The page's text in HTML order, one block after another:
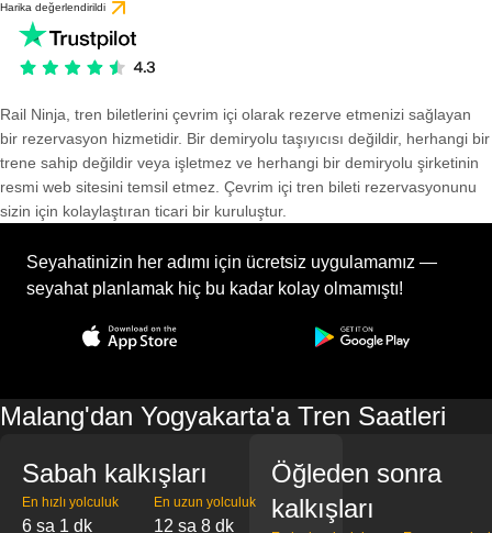
Harika değerlendirildi
Rail Ninja, tren biletlerini çevrim içi olarak rezerve etmenizi sağlayan
bir rezervasyon hizmetidir. Bir demiryolu taşıyıcısı değildir, herhangi bir
trene sahip değildir veya işletmez ve herhangi bir demiryolu şirketinin
resmi web sitesini temsil etmez. Çevrim içi tren bileti rezervasyonunu
sizin için kolaylaştıran ticari bir kuruluştur.
Seyahatinizin her adımı için ücretsiz uygulamamız —
seyahat planlamak hiç bu kadar kolay olmamıştı!
Malang'dan Yogyakarta'a Tren Saatleri
Sabah kalkışları
En hızlı yolculuk
6 sa 1 dk
En uzun yolculuk
12 sa 8 dk
Öğleden sonra
kalkışları